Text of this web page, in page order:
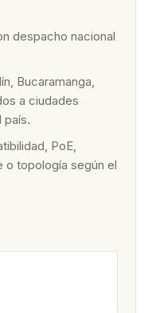
despacho nacional
Bucaramanga,
a ciudades
país.
PoE,
o topología según el